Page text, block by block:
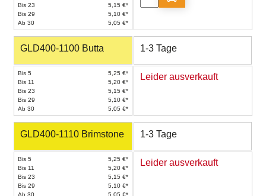
Bis 23
5,15 €*
Bis 29
5,10 €*
Ab 30
5,05 €*
GLD400-1100 Butta 1-3 Tage
Bis 5
5,25 €*
Bis 11
5,20 €*
Bis 23
5,15 €*
Bis 29
5,10 €*
Ab 30
5,05 €*
Leider ausverkauft
GLD400-1110 Brimstone 1-3 Tage
Bis 5
5,25 €*
Bis 11
5,20 €*
Bis 23
5,15 €*
Bis 29
5,10 €*
Ab 30
5,05 €*
Leider ausverkauft